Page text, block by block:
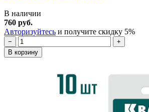
В наличии
760 руб.
Авторизуйтесь и получите скидку 5%
−
+
В корзину